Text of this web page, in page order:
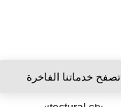
تصفح خدماتنا الفاخرة